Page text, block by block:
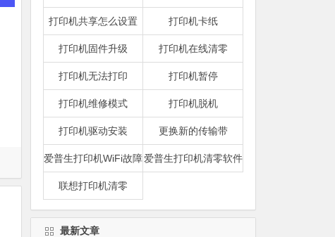
打印机共享怎么设置 打印机卡纸
打印机固件升级 打印机在线清零
打印机无法打印 打印机暂停
打印机维修模式 打印机脱机
打印机驱动安装 更换新的传输带
爱普生打印机WiFi故障爱普生打印机清零软件
联想打印机清零
最新文章